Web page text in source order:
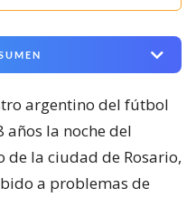
argentino del fútbol
años la noche del
de la ciudad de Rosario,
a problemas de